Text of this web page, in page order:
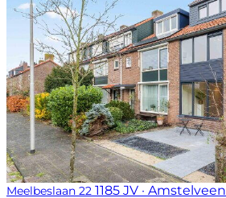
Meelbeslaan 22 1185 JV · Amstelveen